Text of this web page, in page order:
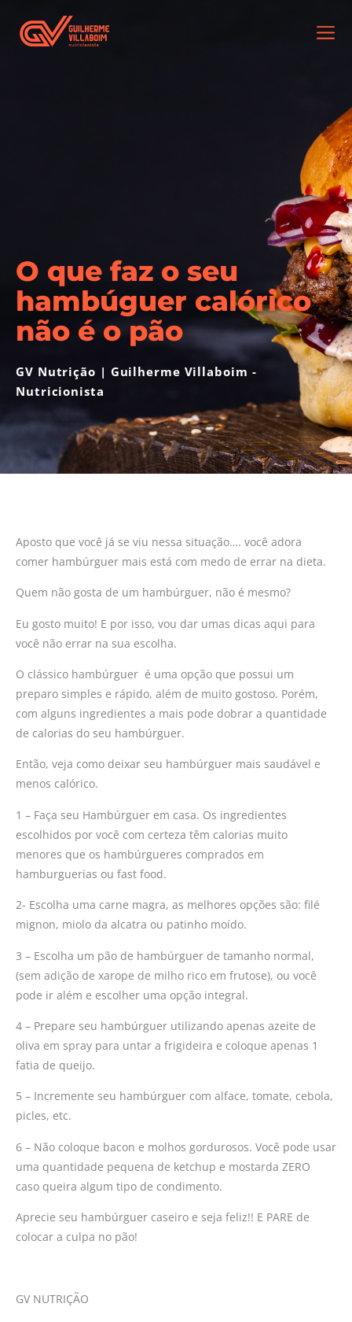
O que faz o seu
hambúguer calórico
não é o pão
GV Nutrição | Guilherme Villaboim -
Nutricionista
Aposto que você já se viu nessa situação…. você adora
comer hambúrguer mais está com medo de errar na dieta.
Quem não gosta de um hambúrguer, não é mesmo?
Eu gosto muito! E por isso, vou dar umas dicas aqui para
você não errar na sua escolha.
O clássico hambúrguer é uma opção que possui um
preparo simples e rápido, além de muito gostoso. Porém,
com alguns ingredientes a mais pode dobrar a quantidade
de calorias do seu hambúrguer.
Então, veja como deixar seu hambúrguer mais saudável e
menos calórico.
1 – Faça seu Hambúrguer em casa. Os ingredientes
escolhidos por você com certeza têm calorias muito
menores que os hambúrgueres comprados em
hamburguerias ou fast food.
2- Escolha uma carne magra, as melhores opções são: filé
mignon, miolo da alcatra ou patinho moído.
3 – Escolha um pão de hambúrguer de tamanho normal,
(sem adição de xarope de milho rico em frutose), ou você
pode ir além e escolher uma opção integral.
4 – Prepare seu hambúrguer utilizando apenas azeite de
oliva em spray para untar a frigideira e coloque apenas 1
fatia de queijo.
5 – Incremente seu hambúrguer com alface, tomate, cebola,
picles, etc.
6 – Não coloque bacon e molhos gordurosos. Você pode usar
uma quantidade pequena de ketchup e mostarda ZERO
caso queira algum tipo de condimento.
Aprecie seu hambúrguer caseiro e seja feliz!! E PARE de
colocar a culpa no pão!
GV NUTRIÇÃO